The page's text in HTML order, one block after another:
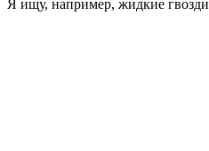
Я ищу, например, жидкие гвозди